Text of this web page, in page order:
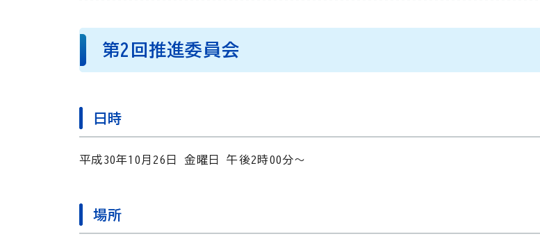
第2回推進委員会
日時
平成30年10月26日 金曜日 午後2時00分～
場所